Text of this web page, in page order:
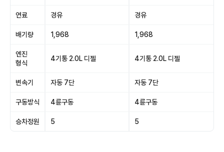
연료 경유 경유
배기량 1,968 1,968
엔진
형식
4기통 2.0L 디젤 4기통 2.0L 디젤
변속기 자동 7단 자동 7단
구동방식 4륜구동 4륜구동
승차정원 5 5